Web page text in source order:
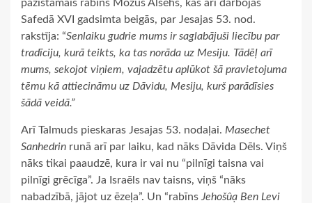
pazīstamais rabīns Mozus Alšehs, kas arī darbojās
Safedā XVI gadsimta beigās, par Jesajas 53. nod.
rakstīja: “Senlaiku gudrie mums ir saglabājuši liecību par
tradīciju, kurā teikts, ka tas norāda uz Mesiju. Tādēļ arī
mums, sekojot viņiem, vajadzētu aplūkot šā pravietojuma
tēmu kā attiecināmu uz Dāvidu, Mesiju, kurš parādīsies
šādā veidā.”
Arī Talmuds pieskaras Jesajas 53. nodaļai. Masechet
Sanhedrin runā arī par laiku, kad nāks Dāvida Dēls. Viņš
nāks tikai paaudzē, kura ir vai nu “pilnīgi taisna vai
pilnīgi grēcīga”. Ja Israēls nav taisns, viņš “nāks
nabadzībā, jājot uz ēzeļa”. Un “rabīns Jehošûạ Ben Levi